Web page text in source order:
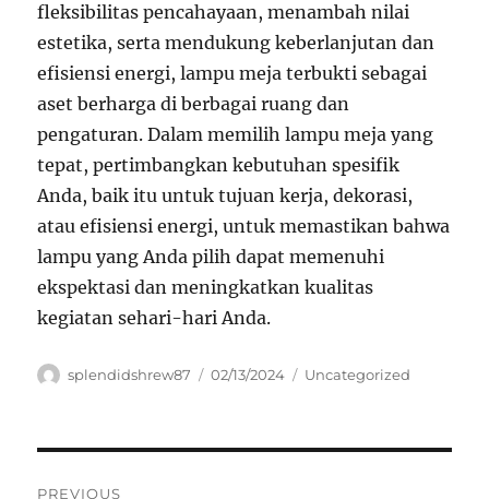
fleksibilitas pencahayaan, menambah nilai
estetika, serta mendukung keberlanjutan dan
efisiensi energi, lampu meja terbukti sebagai
aset berharga di berbagai ruang dan
pengaturan. Dalam memilih lampu meja yang
tepat, pertimbangkan kebutuhan spesifik
Anda, baik itu untuk tujuan kerja, dekorasi,
atau efisiensi energi, untuk memastikan bahwa
lampu yang Anda pilih dapat memenuhi
ekspektasi dan meningkatkan kualitas
kegiatan sehari-hari Anda.
Author
splendidshrew87
Posted
02/13/2024 Categories
Uncategorized
PREVIOUS